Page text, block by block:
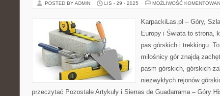
POSTED BY ADMIN LIS - 29 - 2025 MOŻLIWOŚĆ
KarpackiLas.pl – Góry,
Europy i Świata to strona,
pas górskich i trekkingu.
miłośnicy gór znajdą
pasm górskich, górskich
niezwykłych rejonów
przeczytać Pozostałe Artykuły i Sierras de Guadarrama – Góry